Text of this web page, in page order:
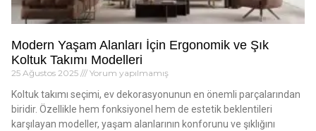
Modern Yaşam Alanları İçin Ergonomik ve Şık
Koltuk Takımı Modelleri
25 Ağustos 2025 Yorum yapılmamış
Koltuk takımı seçimi, ev dekorasyonunun en önemli parçalarından
biridir. Özellikle hem fonksiyonel hem de estetik beklentileri
karşılayan modeller, yaşam alanlarının konforunu ve şıklığını